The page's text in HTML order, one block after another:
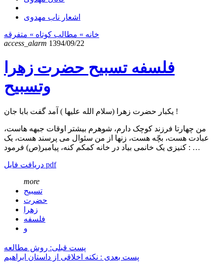
اشعار ناب مهدوی
خانه » مطالب کوتاه » متفرقه
access_alarm 1394/09/22
فلسفه تسبیح حضرت زهرا
وتسبیح
یکبار حضرت زهرا (سلام الله علیها ) آمد گفت بابا جان !
من چهارتا فرزند کوچک دارم، شوهرم بیشتر اوقات جبهه هاست،
عبادت هست، بچّه هست، زنها از من سئوال می پرسند هست، یک
کنیزی یک خانمی بیاد در خانه کمکم کنه، پیامبر(ص) فرمود : …
دریافت فایل pdf
more
تسبیح
حضرت
زهرا
فلسفه
و
پست قبلی: روش مطالعه
پست بعدی : نکته اخلاقی از داستان ابراهیم